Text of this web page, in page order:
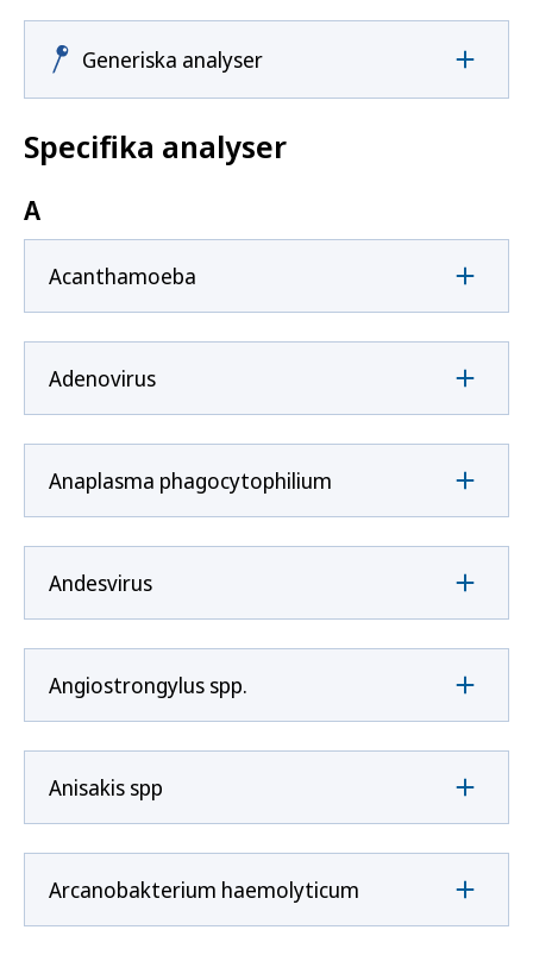
Generiska analyser
Specifika analyser
A
Acanthamoeba
Adenovirus
Anaplasma phagocytophilium
Andesvirus
Angiostrongylus spp.
Anisakis spp
Arcanobakterium haemolyticum